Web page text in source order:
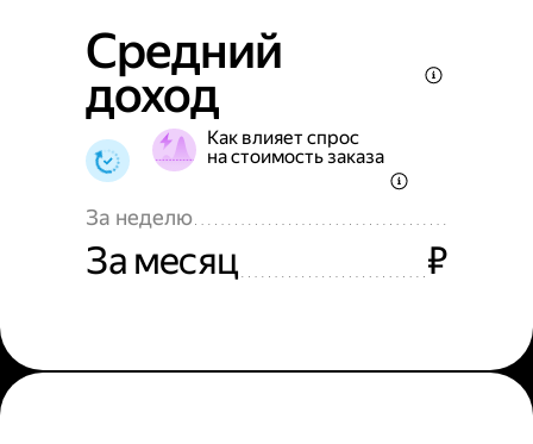
Средний
доход
Как влияет спрос
на стоимость заказа
За неделю
За месяц ₽